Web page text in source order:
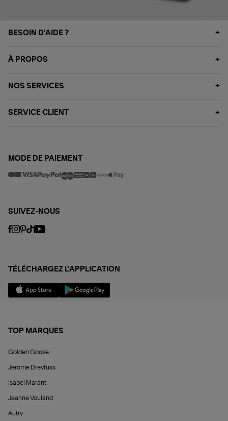
BESOIN D'AIDE ?
À PROPOS
NOS SERVICES
SERVICE CLIENT
MODE DE PAIEMENT
SUIVEZ-NOUS
TÉLÉCHARGEZ L'APPLICATION
TOP MARQUES
Golden Goose
Jérôme Dreyfuss
Isabel Marant
Jeanne Vouland
Autry